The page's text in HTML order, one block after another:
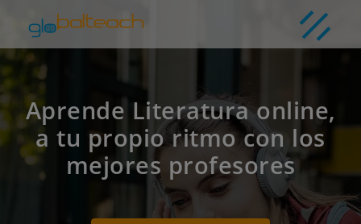
Aprende Literatura online,
a tu propio ritmo con los
mejores profesores